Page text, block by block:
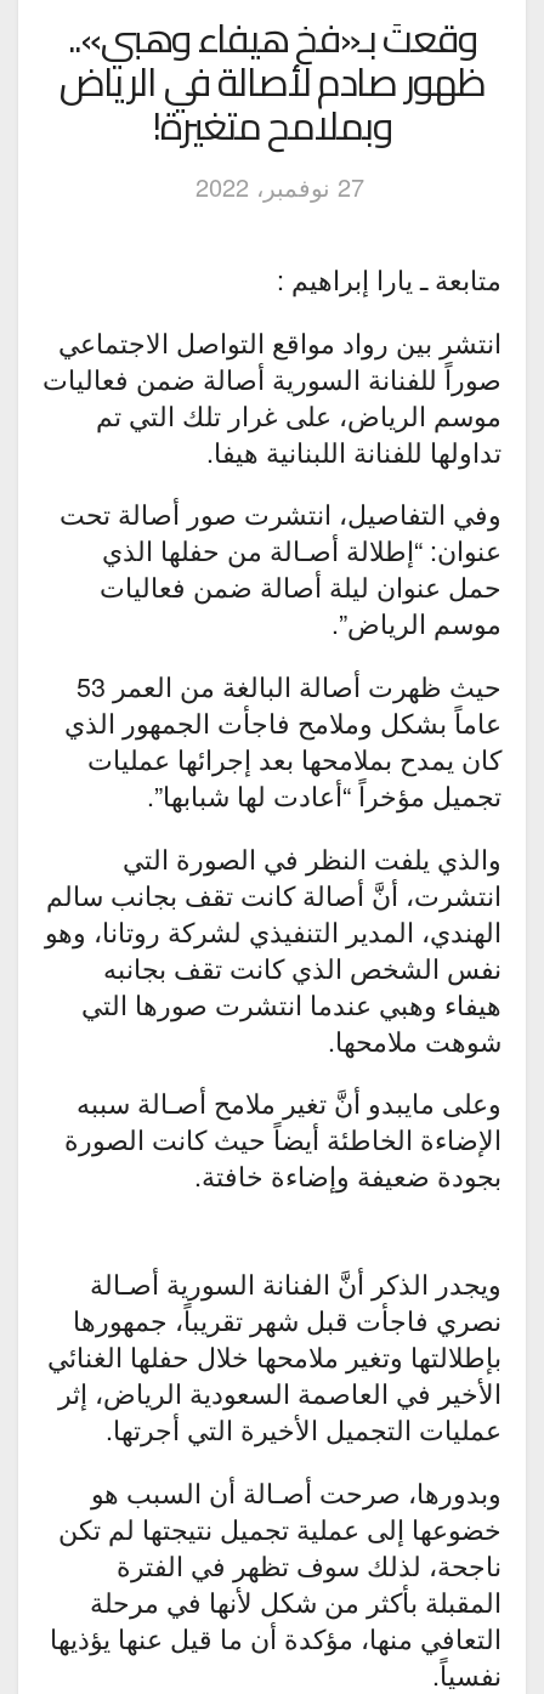
وقعتَ بـ«فخ هيفاء وهبي»..
ظهور صادم لأصالة في الرياض
وبملامح متغيرة!
27 نوفمبر، 2022
متابعة ـ يارا إبراهيم :
انتشر بين رواد مواقع التواصل الاجتماعي
صوراً للفنانة السورية أصالة ضمن فعاليات
موسم الرياض، على غرار تلك التي تم
تداولها للفنانة اللبنانية هيفا.
وفي التفاصيل، انتشرت صور أصالة تحت
عنوان: “إطلالة أصـالة من حفلها الذي
حمل عنوان ليلة أصالة ضمن فعاليات
موسم الرياض”.
حيث ظهرت أصالة البالغة من العمر 53
عاماً بشكل وملامح فاجأت الجمهور الذي
كان يمدح بملامحها بعد إجرائها عمليات
تجميل مؤخراً “أعادت لها شبابها”.
والذي يلفت النظر في الصورة التي
انتشرت، أنَّ أصالة كانت تقف بجانب سالم
الهندي، المدير التنفيذي لشركة روتانا، وهو
نفس الشخص الذي كانت تقف بجانبه
هيفاء وهبي عندما انتشرت صورها التي
شوهت ملامحها.
وعلى مايبدو أنَّ تغير ملامح أصـالة سببه
الإضاءة الخاطئة أيضاً حيث كانت الصورة
بجودة ضعيفة وإضاءة خافتة.
ويجدر الذكر أنَّ الفنانة السورية أصـالة
نصري فاجأت قبل شهر تقريباً، جمهورها
بإطلالتها وتغير ملامحها خلال حفلها الغنائي
الأخير في العاصمة السعودية الرياض، إثر
عمليات التجميل الأخيرة التي أجرتها.
وبدورها، صرحت أصـالة أن السبب هو
خضوعها إلى عملية تجميل نتيجتها لم تكن
ناجحة، لذلك سوف تظهر في الفترة
المقبلة بأكثر من شكل لأنها في مرحلة
التعافي منها، مؤكدة أن ما قيل عنها يؤذيها
نفسياً.